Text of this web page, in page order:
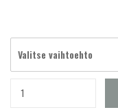
Valitse vaihtoehto
NIU